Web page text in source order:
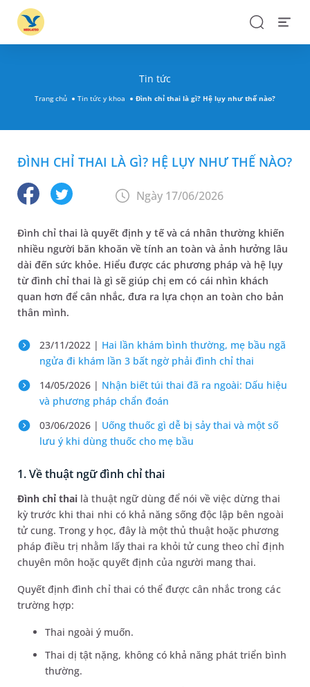
SearchOpen
Tin tức
Trang chủ Tin tức y khoa Đình chỉ thai là gì? Hệ lụy như thế nào?
ĐÌNH CHỈ THAI LÀ GÌ? HỆ LỤY NHƯ THẾ NÀO?
Ngày 17/06/2026
Đình chỉ thai là quyết định y tế và cá nhân thường khiến
nhiều người băn khoăn về tính an toàn và ảnh hưởng lâu
dài đến sức khỏe. Hiểu được các phương pháp và hệ lụy
từ đình chỉ thai là gì sẽ giúp chị em có cái nhìn khách
quan hơn để cân nhắc, đưa ra lựa chọn an toàn cho bản
thân mình.
23/11/2022 | Hai lần khám bình thường, mẹ bầu ngã
ngửa đi khám lần 3 bất ngờ phải đình chỉ thai
14/05/2026 | Nhận biết túi thai đã ra ngoài: Dấu hiệu
và phương pháp chẩn đoán
03/06/2026 | Uống thuốc gì dễ bị sảy thai và một số
lưu ý khi dùng thuốc cho mẹ bầu
1. Về thuật ngữ đình chỉ thai
Đình chỉ thai là thuật ngữ dùng để nói về việc dừng thai
kỳ trước khi thai nhi có khả năng sống độc lập bên ngoài
tử cung. Trong y học, đây là một thủ thuật hoặc phương
pháp điều trị nhằm lấy thai ra khỏi tử cung theo chỉ định
chuyên môn hoặc quyết định của người mang thai.
Quyết định đình chỉ thai có thể được cân nhắc trong các
trường hợp:
Thai ngoài ý muốn.
Thai dị tật nặng, không có khả năng phát triển bình
thường.